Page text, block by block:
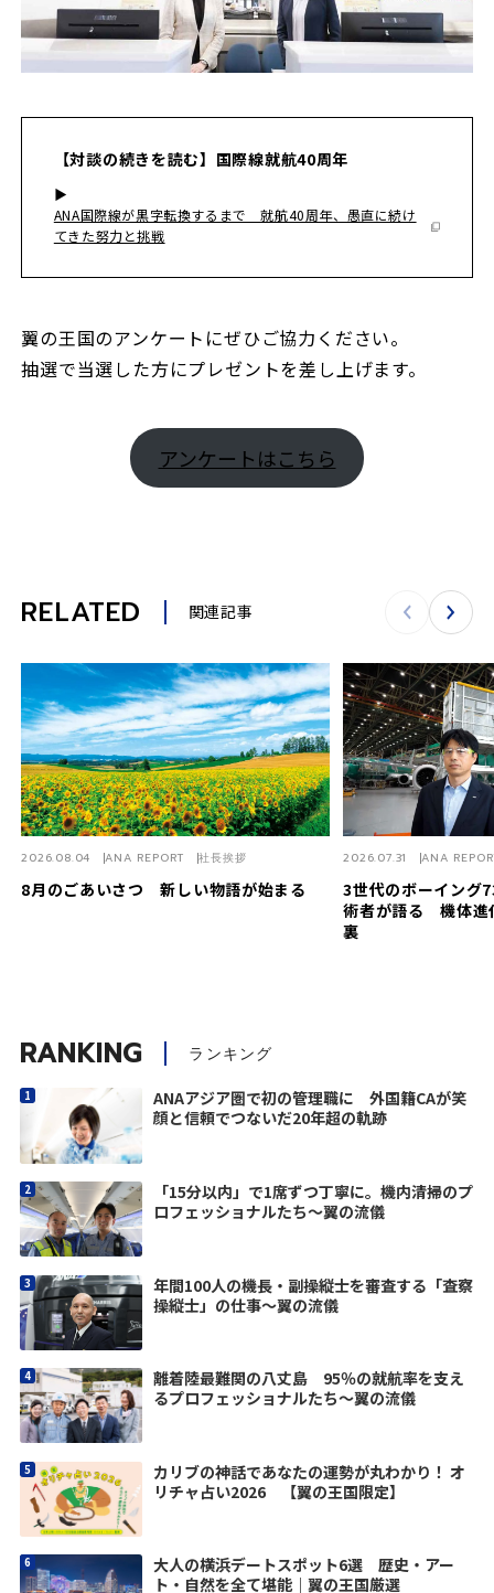
【対談の続きを読む】国際線就航40周年
▶︎
ANA国際線が黒字転換するまで 就航40周年、愚直に続け
てきた努力と挑戦
翼の王国のアンケートにぜひご協力ください。
抽選で当選した方にプレゼントを差し上げます。
アンケートはこちら
RELATED 関連記事
8月のごあいさつ 新しい物語が始まる
2026.08.04 ANA REPORT 社長挨拶
3世代のボーイング
術者が語る 機体進
裏
2026.07.31 ANA
RANKING ランキング
ANAアジア圏で初の管理職に 外国籍CAが笑
顔と信頼でつないだ20年超の軌跡
「15分以内」で1席ずつ丁寧に。機内清掃のプ
ロフェッショナルたち～翼の流儀
年間100人の機長・副操縦士を審査する「査察
操縦士」の仕事～翼の流儀
離着陸最難関の八丈島 95％の就航率を支え
るプロフェッショナルたち～翼の流儀
カリブの神話であなたの運勢が丸わかり！ オ
リチャ占い2026 【翼の王国限定】
大人の横浜デートスポット6選 歴史・アー
ト・自然を全て堪能｜翼の王国厳選